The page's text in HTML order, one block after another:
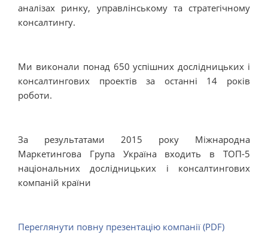
аналізах ринку, управлінському та стратегічному
консалтингу.
Ми виконали понад 650 успішних дослідницьких і
консалтингових проектів за останні 14 років
роботи.
За результатами 2015 року Міжнародна
Маркетингова Група Україна входить в ТОП-5
національних дослідницьких і консалтингових
компаній країни
Переглянути повну презентацію компанії (PDF)